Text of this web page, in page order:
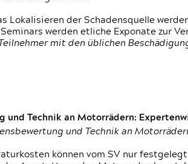
Lokalisieren der Schadensquelle
werden etliche Exponate zur
mit den üblichen
und Technik an Motorrädern:
und Technik an
können vom SV nur